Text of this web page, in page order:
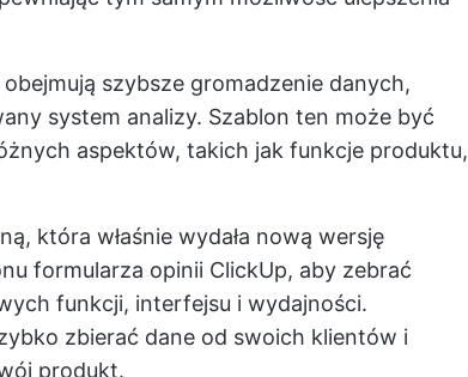
szybsze gromadzenie danych,
system analizy. Szablon ten może być
aspektów, takich jak funkcje produktu,
która właśnie wydała nową wersję
formularza opinii ClickUp, aby zebrać
funkcji, interfejsu i wydajności.
zbierać dane od swoich klientów i
produkt.